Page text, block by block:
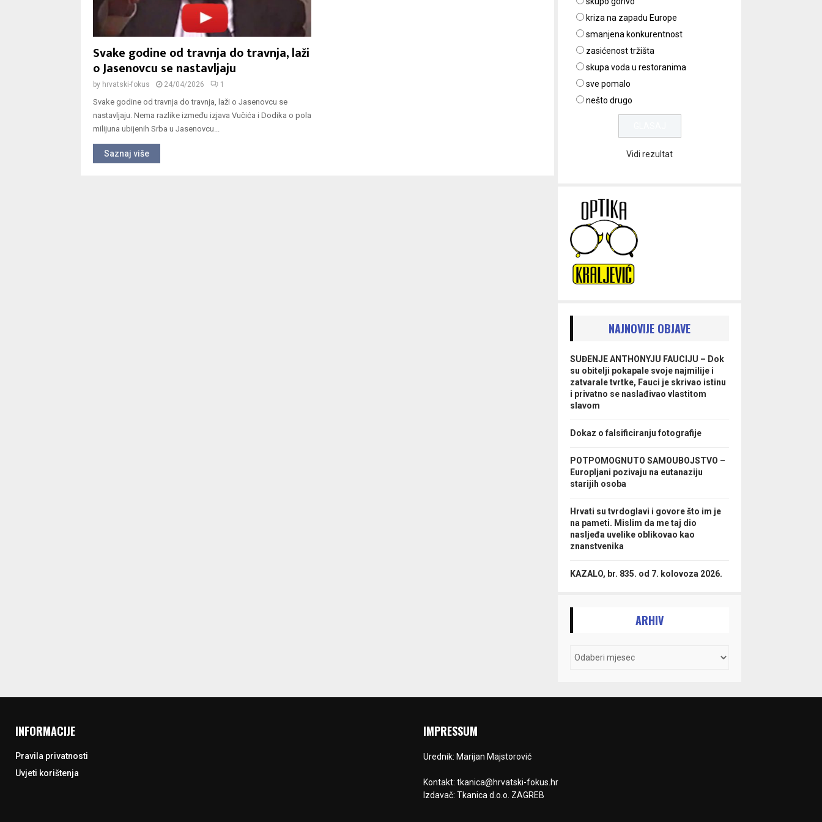
Svake godine od travnja do travnja, laži
o Jasenovcu se nastavljaju
by hrvatski-fokus 24/04/2026 1
Svake godine od travnja do travnja, laži o Jasenovcu se
nastavljaju. Nema razlike između izjava Vučića i Dodika o pola
milijuna ubijenih Srba u Jasenovcu...
Saznaj više
kriza na zapadu Europe
smanjena konkurentnost
zasićenost tržišta
skupa voda u restoranima
sve pomalo
nešto drugo
Vidi rezultat
NAJNOVIJE OBJAVE
SUĐENJE ANTHONYJU FAUCIJU – Dok
su obitelji pokapale svoje najmilije i
zatvarale tvrtke, Fauci je skrivao istinu
i privatno se naslađivao vlastitom
slavom
Dokaz o falsificiranju fotografije
POTPOMOGNUTO SAMOUBOJSTVO –
Europljani pozivaju na eutanaziju
starijih osoba
Hrvati su tvrdoglavi i govore što im je
na pameti. Mislim da me taj dio
nasljeđa uvelike oblikovao kao
znanstvenika
KAZALO, br. 835. od 7. kolovoza 2026.
ARHIV
INFORMACIJE
Pravila privatnosti
Uvjeti korištenja
IMPRESSUM
Urednik: Marijan Majstorović
Kontakt: tkanica@hrvatski-fokus.hr
Izdavač: Tkanica d.o.o. ZAGREB